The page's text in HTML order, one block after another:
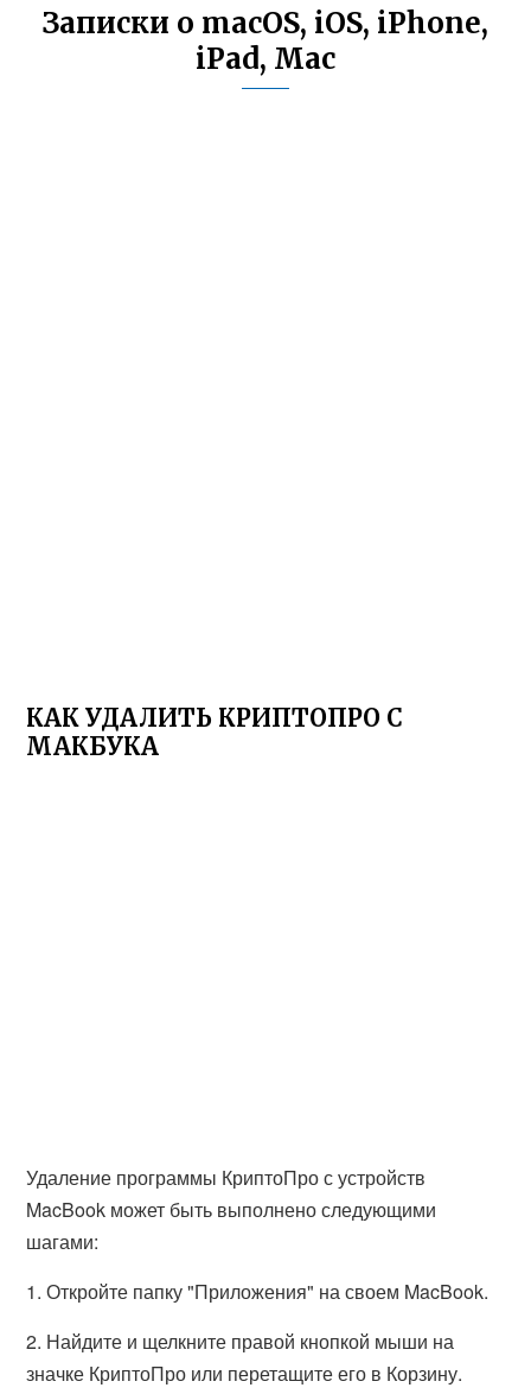
Записки о macOS, iOS, iPhone,
iPad, Mac
КАК УДАЛИТЬ КРИПТОПРО С
МАКБУКА
Удаление программы КриптоПро с устройств
MacBook может быть выполнено следующими
шагами:
1. Откройте папку "Приложения" на своем MacBook.
2. Найдите и щелкните правой кнопкой мыши на
значке КриптоПро или перетащите его в Корзину.